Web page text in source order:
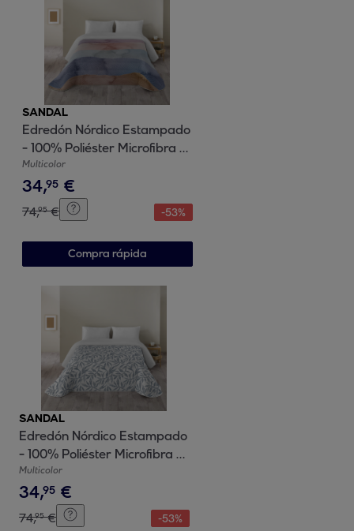
SANDAL
Edredón Nórdico Estampado
- 100% Poliéster Microfibra -
300 gr/m² con Tacto Pluma -
Ocean Blue
Multicolor
34,95 €
74,95 € -53%
Compra rápida
SANDAL
Edredón Nórdico Estampado
- 100% Poliéster Microfibra -
300 gr/m² con Tacto Pluma -
Wakia Blue
Multicolor
34,95 €
74,95 € -53%